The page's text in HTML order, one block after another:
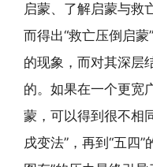
启蒙、了解启蒙与救
而得出“救亡压倒启蒙
的现象，而对其深层
的。如果在一个更宽
蒙，可以得到很不相
戌变法”，再到“五四